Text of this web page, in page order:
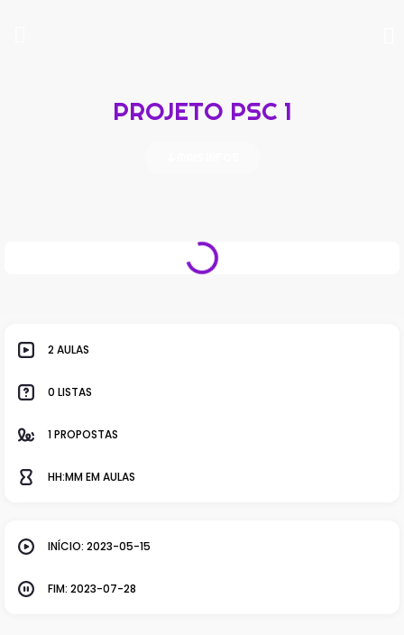
PROJETO PSC 1
2 AULAS
0 LISTAS
1 PROPOSTAS
HH:MM EM AULAS
INÍCIO: 2023-05-15
FIM: 2023-07-28